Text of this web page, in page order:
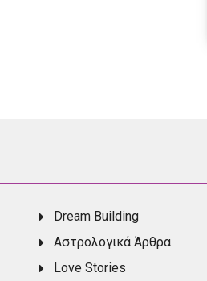
Dream Building
Αστρολογικά Άρθρα
Love Stories